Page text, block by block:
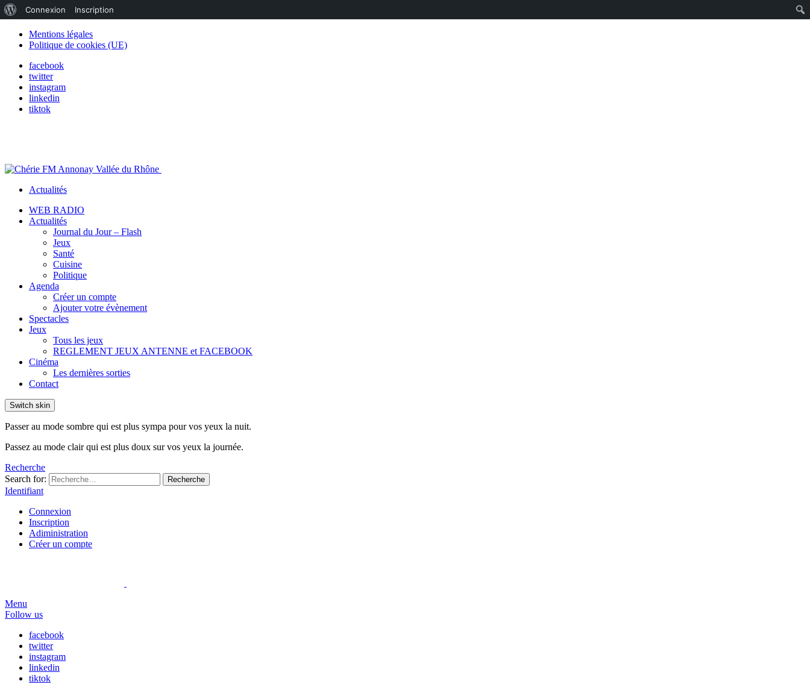
Mentions légales
Politique de cookies (UE)
facebook
twitter
instagram
linkedin
tiktok
Actualités
WEB RADIO
Actualités
Journal du Jour – Flash
Jeux
Santé
Cuisine
Politique
Agenda
Créer un compte
Ajouter votre évènement
Spectacles
Jeux
Tous les jeux
REGLEMENT JEUX ANTENNE et FACEBOOK
Cinéma
Les dernières sorties
Contact
Switch skin
Passer au mode sombre qui est plus sympa pour vos yeux la nuit.
Passez au mode clair qui est plus doux sur vos yeux la journée.
Recherche
Search for:
Recherche
Identifiant
Connexion
Inscription
Adiministration
Créer un compte
Menu
Follow us
facebook
twitter
instagram
linkedin
tiktok
de
WordPress
Connexion Inscription